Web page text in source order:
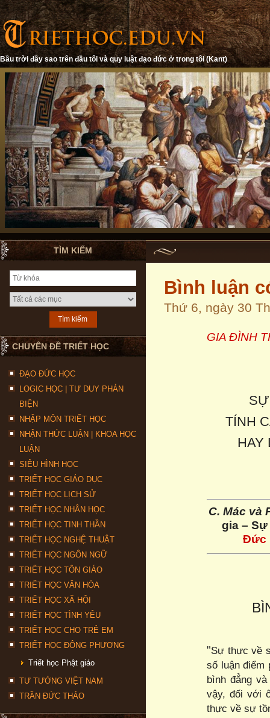
Bầu trời đầy sao trên đầu tôi và quy luật đạo đức ở trong tôi (Kant)
TÌM KIẾM
CHUYÊN ĐỀ TRIẾT HỌC
ĐẠO ĐỨC HỌC
LOGIC HỌC | TƯ DUY PHẢN
BIỆN
NHẬP MÔN TRIẾT HỌC
NHẬN THỨC LUẬN | KHOA HỌC
LUẬN
SIÊU HÌNH HỌC
TRIẾT HỌC GIÁO DỤC
TRIẾT HỌC LỊCH SỬ
TRIẾT HỌC NHÂN HỌC
TRIẾT HỌC TINH THẦN
TRIẾT HỌC NGHỆ THUẬT
TRIẾT HỌC NGÔN NGỮ
TRIẾT HỌC TÔN GIÁO
TRIẾT HỌC VĂN HÓA
TRIẾT HỌC XÃ HỘI
TRIẾT HỌC TÌNH YÊU
TRIẾT HỌC CHO TRẺ EM
TRIẾT HỌC ĐÔNG PHƯƠNG
Triết học Phật giáo
TƯ TƯỞNG VIỆT NAM
TRẦN ĐỨC THẢO
Bình luận
Thứ 6, ngày 30
GIA ĐÌNH
TÍNH
HAY
C. Mác và
gia – Sự
Đức
"Sự thực về
số luận
bình đẳng
vậy, đối với
thực về sự